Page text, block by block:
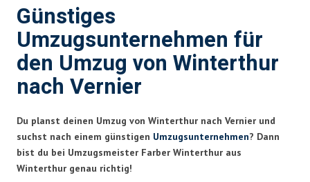
Günstiges
Umzugsunternehmen für
den Umzug von Winterthur
nach Vernier
Du planst deinen Umzug von Winterthur nach Vernier und
suchst nach einem günstigen Umzugsunternehmen? Dann
bist du bei Umzugsmeister Farber Winterthur aus
Winterthur genau richtig!